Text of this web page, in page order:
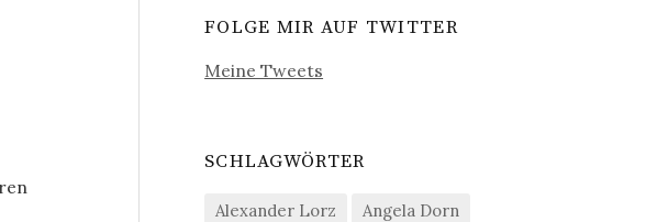
FOLGE MIR AUF TWITTER
Meine Tweets
SCHLAGWÖRTER
Alexander Lorz
Angela Dorn